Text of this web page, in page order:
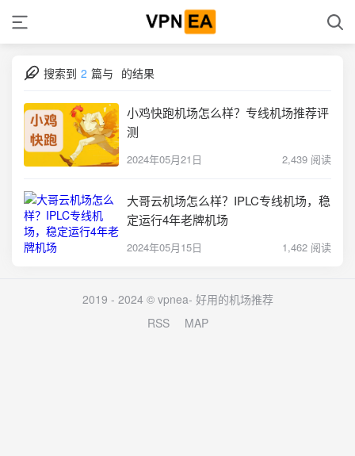
搜索到 2 篇与 的结果
小鸡快跑机场怎么样？专线机场推荐评
测
2024年05月21日 2,439 阅读
大哥云机场怎么样？IPLC专线机场，稳
定运行4年老牌机场
2024年05月15日 1,462 阅读
2019 - 2024 © vpnea- 好用的机场推荐
RSS
MAP